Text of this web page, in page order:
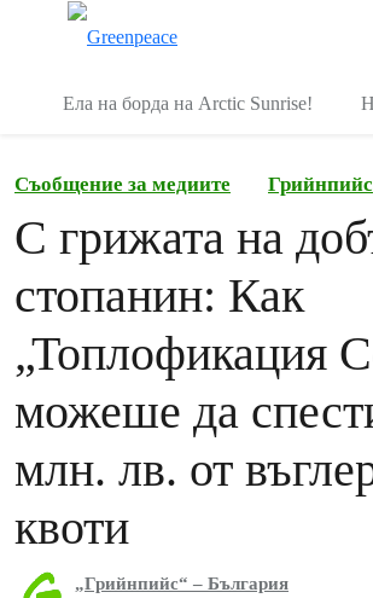
Ела на борда на Arctic Sunrise!
Съобщение за медиите Грийнпийс
С грижата на
стопанин: Как
„Топлофикация
можеше да
млн. лв. от
квоти
„Грийнпийс“ – България